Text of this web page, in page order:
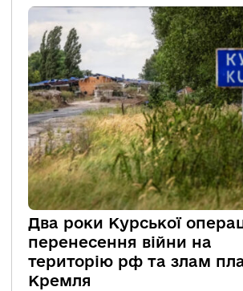
Два роки Курської
перенесення війни на
територію рф та злам
Кремля